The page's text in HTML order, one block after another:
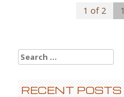
1 of 2 1
Search for:
RECENT POSTS